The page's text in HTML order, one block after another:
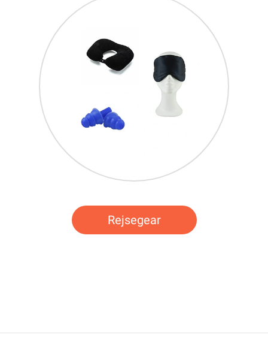
Rejsegear